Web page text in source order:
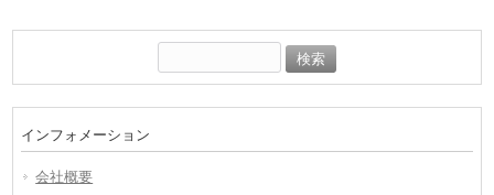
索:
インフォメーション
会社概要